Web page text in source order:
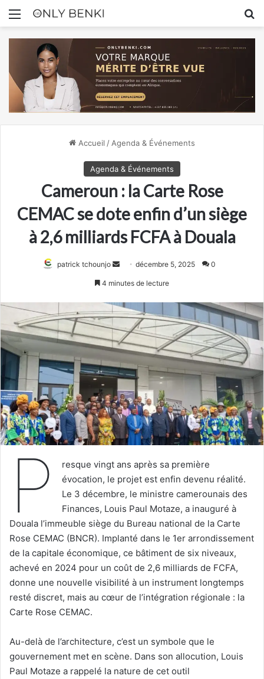
Menu
Accueil / Agenda & Événements
Agenda & Événements
Cameroun : la Carte Rose
CEMAC se dote enfin d’un siège
à 2,6 milliards FCFA à Douala
patrick tchounjo
Envoyerdécembre 5, 2025 0
4 minutes de lecture
P
resque vingt ans après sa première
évocation, le projet est enfin devenu réalité.
Le 3 décembre, le ministre camerounais des
Finances, Louis Paul Motaze, a inauguré à
Douala l’immeuble siège du Bureau national de la Carte
Rose CEMAC (BNCR). Implanté dans le 1er arrondissement
de la capitale économique, ce bâtiment de six niveaux,
achevé en 2024 pour un coût de 2,6 milliards de FCFA,
donne une nouvelle visibilité à un instrument longtemps
resté discret, mais au cœur de l’intégration régionale : la
Carte Rose CEMAC.
Au-delà de l’architecture, c’est un symbole que le
gouvernement met en scène. Dans son allocution, Louis
Paul Motaze a rappelé la nature de cet outil